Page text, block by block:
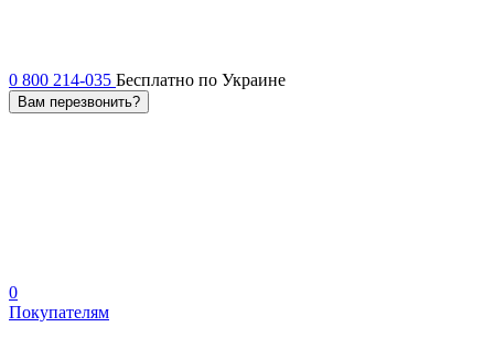
0 800 214-035 Бесплатно по Украине
Вам перезвонить?
0
Покупателям